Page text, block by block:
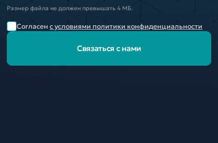
Размер файла не должен превышать 4 МБ.
Согласен с условиями политики конфиденциальности
Связаться с нами